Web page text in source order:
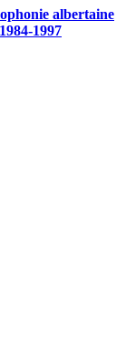
albertaine
1997